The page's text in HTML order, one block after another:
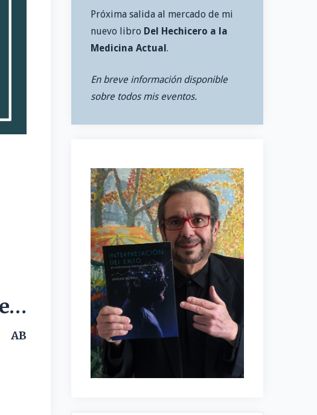
AB
Próxima salida al mercado de mi
nuevo libro Del Hechicero a la
Medicina Actual.
En breve información disponible
sobre todos mis eventos.